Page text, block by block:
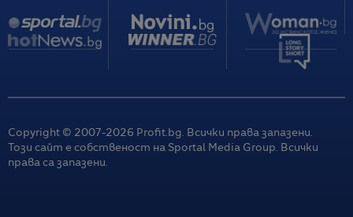
Copyright © 2007-2026 Profit.bg. Всички права запазени.
Този сайт е собственост на Sportal Media Group. Всички
права са запазени.